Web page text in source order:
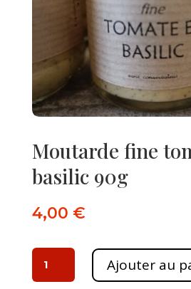
Moutarde fine
basilic 90g
4,00 €
quantité
Ajouter au